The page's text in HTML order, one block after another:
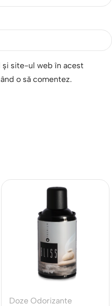
și site-ul web în acest
o să comentez.
Doze Odorizante